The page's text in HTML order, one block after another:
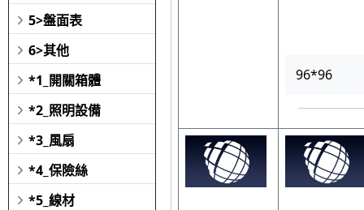
5>盤面表
6>其他
*1_開關箱體
*2_照明設備
*3_風扇
*4_保險絲
*5_線材
96*96